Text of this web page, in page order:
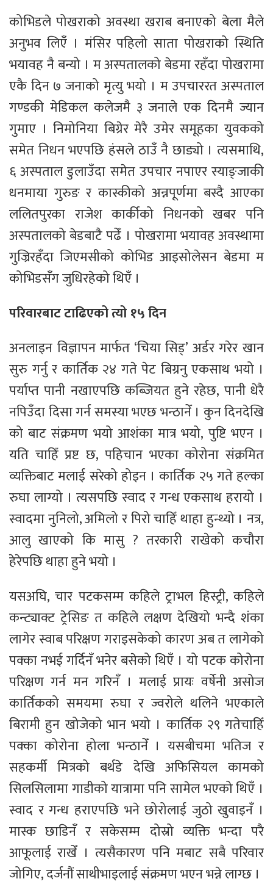
कोभिडले पोखराको अवस्था खराब बनाएको बेला मैले
अनुभव लिएँ । मंसिर पहिलो साता पोखराको स्थिति
भयावह नै बन्यो । म अस्पतालको बेडमा रहँदा पोखरामा
एकै दिन ७ जनाको मृत्यु भयो । म उपचाररत अस्पताल
गण्डकी मेडिकल कलेजमै ३ जनाले एक दिनमै ज्यान
गुमाए । निमोनिया बिग्रेर मेरै उमेर समूहका युवकको
समेत निधन भएपछि हंसले ठाउँ नै छाड्यो । त्यसमाथि,
६ अस्पताल डुलाउँदा समेत उपचार नपाएर स्याङ्जाकी
धनमाया गुरुङ र कास्कीको अन्नपूर्णमा बस्दै आएका
ललितपुरका राजेश कार्कीको निधनको खबर पनि
अस्पतालको बेडबाटै पढेँ । पोखरामा भयावह अवस्थामा
गुज्रिरहँदा जिएमसीको कोभिड आइसोलेसन बेडमा म
कोभिडसँग जुधिरहेको थिएँ ।
परिवारबाट टाढिएको त्यो १५ दिन
अनलाइन विज्ञापन मार्फत ‘चिया सिड्’ अर्डर गरेर खान
सुरु गर्नु र कार्तिक २४ गते पेट बिग्रनु एकसाथ भयो ।
पर्याप्त पानी नखाएपछि कब्जियत हुने रहेछ, पानी धेरै
नपिउँदा दिसा गर्न समस्या भएछ भन्ठानेँ । कुन दिनदेखि
को बाट संक्रमण भयो आशंका मात्र भयो, पुष्टि भएन ।
यति चाहिँ प्रष्ट छ, पहिचान भएका कोरोना संक्रमित
व्यक्तिबाट मलाई सरेको होइन । कार्तिक २५ गते हल्का
रुघा लाग्यो । त्यसपछि स्वाद र गन्ध एकसाथ हरायो ।
स्वादमा नुनिलो, अमिलो र पिरो चाहिँ थाहा हुन्थ्यो । नत्र,
आलु खाएको कि मासु ? तरकारी राखेको कचौरा
हेरेपछि थाहा हुने भयो ।
यसअघि, चार पटकसम्म कहिले ट्राभल हिस्ट्री, कहिले
कन्ट्याक्ट ट्रेसिङ त कहिले लक्षण देखियो भन्दै शंका
लागेर स्वाब परिक्षण गराइसकेको कारण अब त लागेको
पक्का नभई गर्दिनँ भनेर बसेको थिएँ । यो पटक कोरोना
परिक्षण गर्न मन गरिनँ । मलाई प्रायः वर्षेनी असोज
कार्तिकको समयमा रुघा र ज्वरोले थलिने भएकाले
बिरामी हुन खोजेको भान भयो । कार्तिक २९ गतेचाहिँ
पक्का कोरोना होला भन्ठानेँ । यसबीचमा भतिज र
सहकर्मी मित्रको बर्थडे देखि अफिसियल कामको
सिलसिलामा गाडीको यात्रामा पनि सामेल भएको थिएँ ।
स्वाद र गन्ध हराएपछि भने छोरोलाई जुठो खुवाइनँ ।
मास्क छाडिनँ र सकेसम्म दोस्रो व्यक्ति भन्दा परै
आफूलाई राखेँ । त्यसैकारण पनि मबाट सबै परिवार
जोगिए, दर्जनौं साथीभाइलाई संक्रमण भएन भन्ने लाग्छ ।